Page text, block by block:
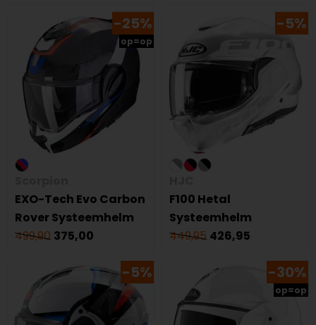
-25%
op=op
EXO-Tech Evo Carbon
Rover Systeemhelm
499,90 375,00
-5%
F100 Hetal
Systeemhelm
449,95 426,95
-5% -30%
op=op